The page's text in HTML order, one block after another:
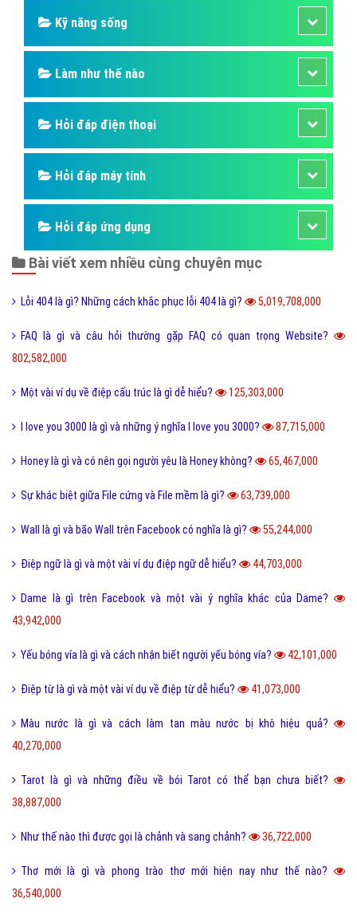
Kỹ năng sống
Làm như thế nào
Hỏi đáp điện thoại
Hỏi đáp máy tính
Hỏi đáp ứng dụng
Bài viết xem nhiều cùng chuyên mục
Lỗi 404 là gì? Những cách khắc phục lỗi 404 là gì? 5,019,708,000
FAQ là gì và câu hỏi thường gặp FAQ có quan trọng Website?
802,582,000
Một vài ví dụ về điệp cấu trúc là gì dễ hiểu? 125,303,000
I love you 3000 là gì và những ý nghĩa I love you 3000? 87,715,000
Honey là gì và có nên gọi người yêu là Honey không? 65,467,000
Sự khác biệt giữa File cứng và File mềm là gì? 63,739,000
Wall là gì và bão Wall trên Facebook có nghĩa là gì? 55,244,000
Điệp ngữ là gì và một vài ví dụ điệp ngữ dễ hiểu? 44,703,000
Dame là gì trên Facebook và một vài ý nghĩa khác của Dame?
43,942,000
Yếu bóng vía là gì và cách nhận biết người yếu bóng vía? 42,101,000
Điệp từ là gì và một vài ví dụ về điệp từ dễ hiểu? 41,073,000
Màu nước là gì và cách làm tan màu nước bị khô hiệu quả?
40,270,000
Tarot là gì và những điều về bói Tarot có thể bạn chưa biết?
38,887,000
Như thế nào thì được gọi là chảnh và sang chảnh? 36,722,000
Thơ mới là gì và phong trào thơ mới hiện nay như thế nào?
36,540,000